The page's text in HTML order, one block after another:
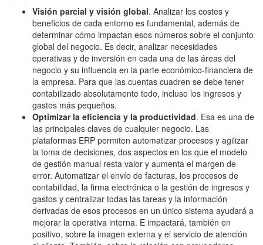
Visión parcial y visión global. Analizar los costes y
beneficios de cada entorno es fundamental, además de
determinar cómo impactan esos números sobre el conjunto
global del negocio. Es decir, analizar necesidades
operativas y de inversión en cada una de las áreas del
negocio y su influencia en la parte económico-financiera de
la empresa. Para que las cuentas cuadren se debe tener
contabilizado absolutamente todo, incluso los ingresos y
gastos más pequeños.
Optimizar la eficiencia y la productividad. Esa es una de
las principales claves de cualquier negocio. Las
plataformas ERP permiten automatizar procesos y agilizar
la toma de decisiones, dos aspectos en los que el modelo
de gestión manual resta valor y aumenta el margen de
error. Automatizar el envío de facturas, los procesos de
contabilidad, la firma electrónica o la gestión de ingresos y
gastos y centralizar todas las tareas y la información
derivadas de esos procesos en un único sistema ayudará a
mejorar la operativa interna. E impactará, también en
positivo, sobre la imagen externa y el servicio de atención